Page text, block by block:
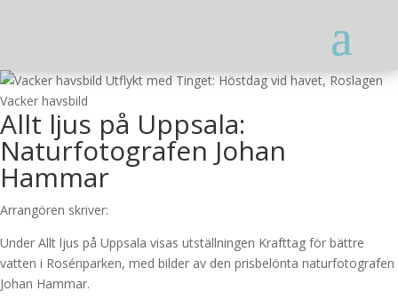
Vacker havsbild
Allt ljus på Uppsala:
Naturfotografen Johan
Hammar
Arrangören skriver:
Under Allt ljus på Uppsala visas utställningen Krafttag för bättre
vatten i Rosénparken, med bilder av den prisbelönta naturfotografen
Johan Hammar.